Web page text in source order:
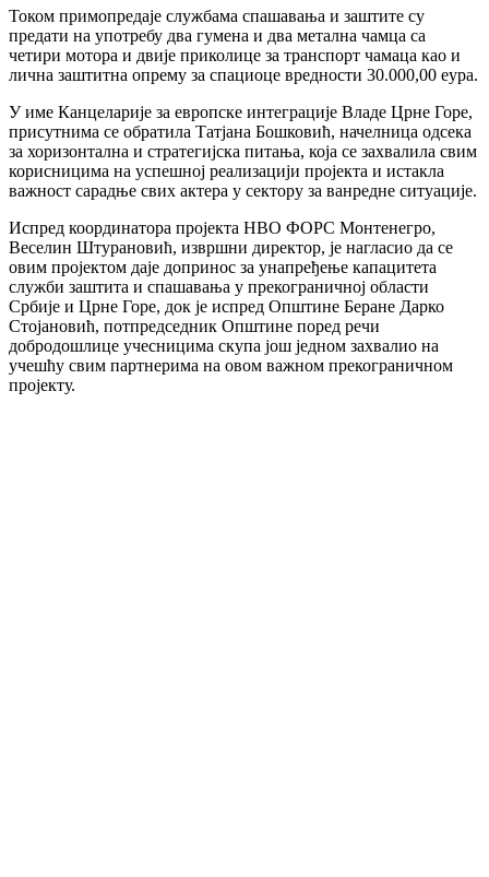
Током примопредаје службама спашавања и заштите су
предати на употребу два гумена и два метална чамца са
четири мотора и двије приколице за транспорт чамаца као и
лична заштитна опрему за спациоце вредности 30.000,00 еура.
У име Канцеларије за европске интеграције Владе Црне Горе,
присутнима се обратила Татјана Бошковић, начелница одсека
за хоризонтална и стратегијска питања, која се захвалила свим
корисницима на успешној реализацији пројекта и истакла
важност сарадње свих актера у сектору за ванредне ситуације.
Испред координатора пројекта НВО ФОРС Монтенегро,
Веселин Штурановић, извршни директор, је нагласио да се
овим пројектом даје допринос за унапређење капацитета
служби заштита и спашавања у прекограничној области
Србије и Црне Горе, док је испред Општине Беране Дарко
Стојановић, потпредседник Општине поред речи
добродошлице учесницима скупа још једном захвалио на
учешћу свим партнерима на овом важном прекограничном
пројекту.